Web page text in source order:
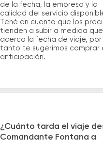
de la fecha, la empresa y la
calidad del servicio
Tené en cuenta que los
tienden a subir a medida
acerca la fecha de viaje, por
tanto te sugerimos comprar
anticipación.
¿Cuánto tarda el viaje
Comandante Fontana a